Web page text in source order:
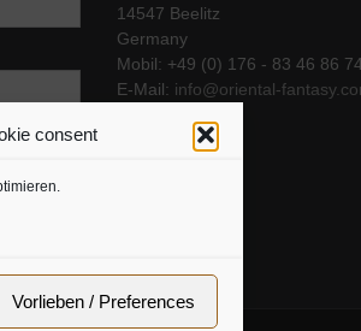
consent
Vorlieben / Preferences
unsere
14547 Beelitz
Germany
Mobil: +49 (0) 176 - 83 46 86 74
E-Mail: info@oriental-